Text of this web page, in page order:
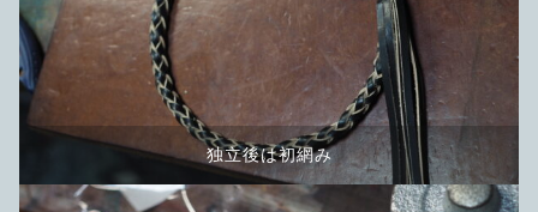
独立後は初網み